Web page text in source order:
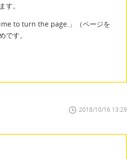
す。
to turn the page.」（ページを
す。
2018/10/16 13:29